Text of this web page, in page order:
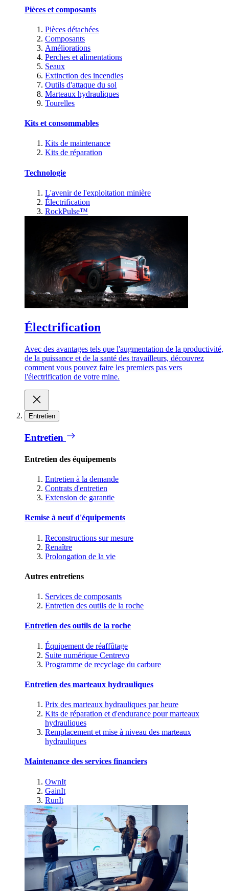
Pièces et composants
Pièces détachées
Composants
Améliorations
Perches et alimentations
Seaux
Extinction des incendies
Outils d'attaque du sol
Marteaux hydrauliques
Tourelles
Kits et consommables
Kits de maintenance
Kits de réparation
Technologie
L'avenir de l'exploitation minière
Électrification
RockPulse™
Électrification
Avec des avantages tels que l'augmentation de la productivité,
de la puissance et de la santé des travailleurs, découvrez
comment vous pouvez faire les premiers pas vers
l'électrification de votre mine.
Entretien
Entretien
Entretien des équipements
Entretien à la demande
Contrats d'entretien
Extension de garantie
Remise à neuf d'équipements
Reconstructions sur mesure
Renaître
Prolongation de la vie
Autres entretiens
Services de composants
Entretien des outils de la roche
Entretien des outils de la roche
Équipement de réaffûtage
Suite numérique Centrevo
Programme de recyclage du carbure
Entretien des marteaux hydrauliques
Prix des marteaux hydrauliques par heure
Kits de réparation et d'endurance pour marteaux
hydrauliques
Remplacement et mise à niveau des marteaux
hydrauliques
Maintenance des services financiers
OwnIt
GainIt
RunIt